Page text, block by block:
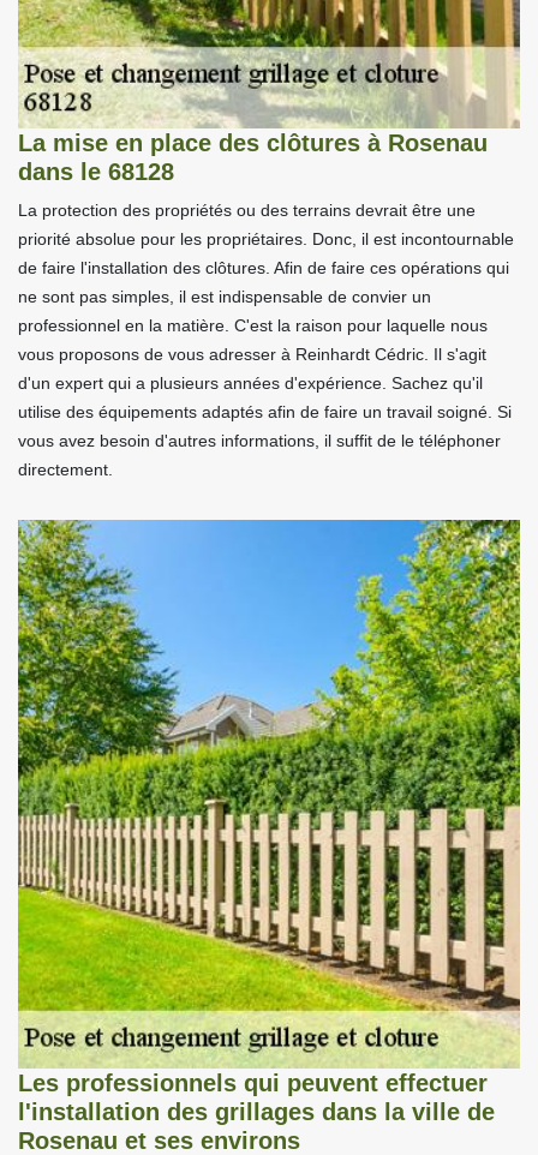
La mise en place des clôtures à Rosenau
dans le 68128
La protection des propriétés ou des terrains devrait être une
priorité absolue pour les propriétaires. Donc, il est incontournable
de faire l'installation des clôtures. Afin de faire ces opérations qui
ne sont pas simples, il est indispensable de convier un
professionnel en la matière. C'est la raison pour laquelle nous
vous proposons de vous adresser à Reinhardt Cédric. Il s'agit
d'un expert qui a plusieurs années d'expérience. Sachez qu'il
utilise des équipements adaptés afin de faire un travail soigné. Si
vous avez besoin d'autres informations, il suffit de le téléphoner
directement.
Les professionnels qui peuvent effectuer
l'installation des grillages dans la ville de
Rosenau et ses environs